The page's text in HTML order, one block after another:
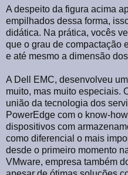
A despeito da figura acima
empilhados dessa forma,
didática. Na prática, vocês
que o grau de compactação
e até mesmo a dimensão
A Dell EMC, desenvolveu
muito, mas muito especiais.
união da tecnologia dos
PowerEdge com o know-
dispositivos com
como diferencial o mais
desde o primeiro momento
VMware, empresa também